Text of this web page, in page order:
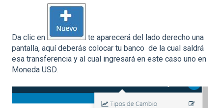
Da clic en
te aparecerá del lado derecho una
pantalla, aquí deberás colocar tu banco de la cual saldrá
esa transferencia y al cual ingresará en este caso uno en
Moneda USD.